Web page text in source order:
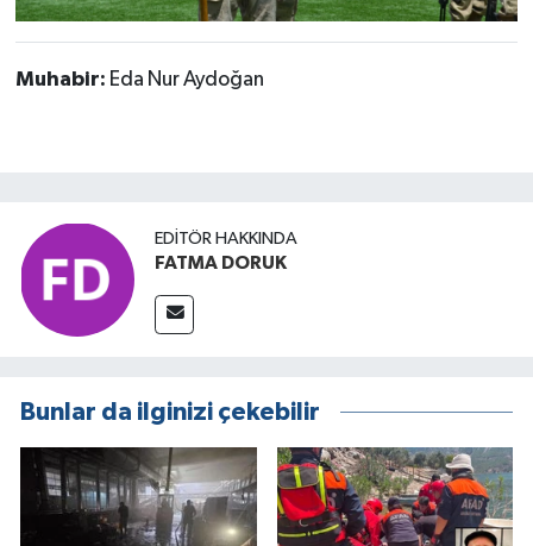
Muhabir: Eda Nur Aydoğan
EDITÖR HAKKINDA
FATMA DORUK
Bunlar da ilginizi çekebilir